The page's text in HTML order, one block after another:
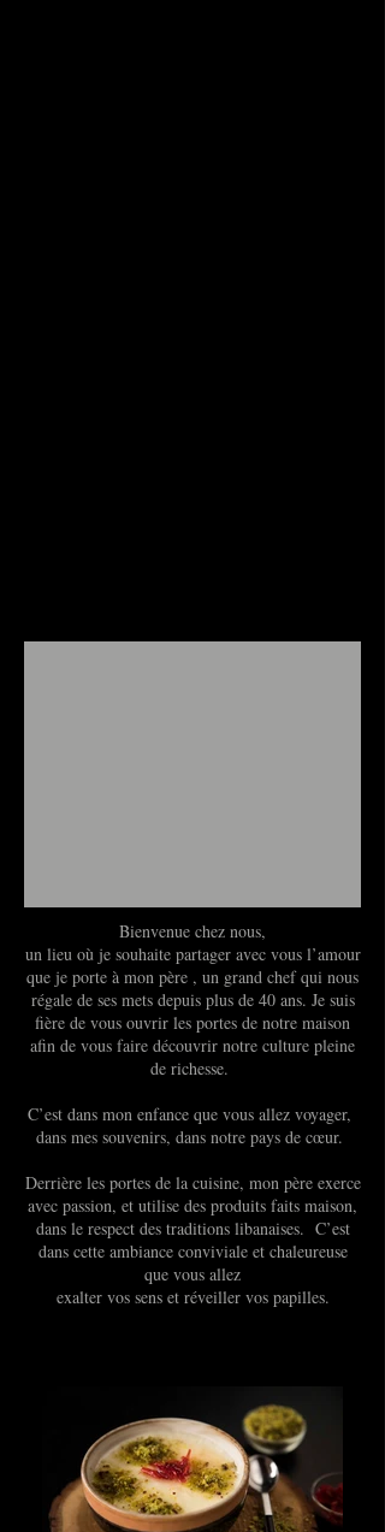
Bienvenue chez nous,
un lieu où je souhaite partager avec vous l’amour
que je porte à mon père , un grand chef qui nous
régale de ses mets depuis plus de 40 ans. Je suis
fière de vous ouvrir les portes de notre maison
afin de vous faire découvrir notre culture pleine
de richesse.
C’est dans mon enfance que vous allez voyager,
dans mes souvenirs, dans notre pays de cœur.
Derrière les portes de la cuisine, mon père exerce
avec passion, et utilise des produits faits maison,
dans le respect des traditions libanaises. C’est
dans cette ambiance conviviale et chaleureuse
que vous allez
exalter vos sens et réveiller vos papilles.